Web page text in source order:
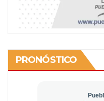
PRONÓSTICO